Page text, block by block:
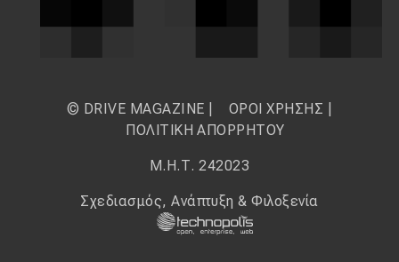
© DRIVE MAGAZINE | ΟΡΟΙ ΧΡΗΣΗΣ
ΠΟΛΙΤΙΚΗ ΑΠΟΡΡΗΤΟΥ
Μ.Η.Τ. 242023
Σχεδιασμός, Ανάπτυξη & Φιλοξενία